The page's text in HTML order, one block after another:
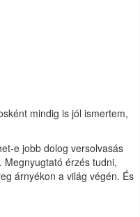
mindig is jól ismertem,
e jobb dolog versolvasás
érzés tudni,
árnyékon a világ végén. És